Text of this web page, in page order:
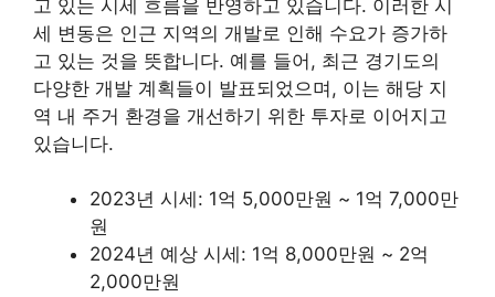
고 있는 시세 흐름을 반영하고 있습니다. 이러한 시
세 변동은 인근 지역의 개발로 인해 수요가 증가하
고 있는 것을 뜻합니다. 예를 들어, 최근 경기도의
다양한 개발 계획들이 발표되었으며, 이는 해당 지
역 내 주거 환경을 개선하기 위한 투자로 이어지고
있습니다.
2023년 시세: 1억 5,000만원 ~ 1억 7,000만
원
2024년 예상 시세: 1억 8,000만원 ~ 2억
2,000만원